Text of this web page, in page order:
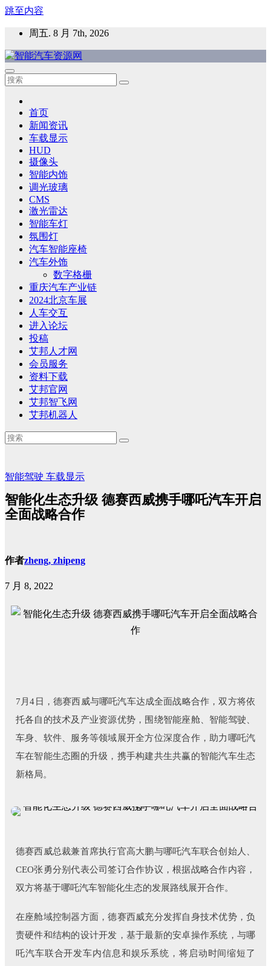
跳至内容
周五. 8 月 7th, 2026
智能汽车资源网
智能表面，智能内饰，新能源汽车，HMI，人车交互，智能车
首页
新闻资讯
车载显示
HUD
摄像头
智能内饰
调光玻璃
CMS
激光雷达
智能车灯
氛围灯
汽车智能座椅
汽车外饰
数字格栅
重庆汽车产业链
2024北京车展
人车交互
进入论坛
投稿
艾邦人才网
会员服务
资料下载
艾邦官网
艾邦智飞网
艾邦机器人
智能驾驶 车载显示
智能化生态升级 德赛西威携手哪吒汽车开启
全面战略合作
作者zheng, zhipeng
7 月 8, 2022
7月4日，德赛西威与哪吒汽车达成全面战略合作，双方将依
托各自的技术及产业资源优势，围绕智能座舱、智能驾驶、
车身、软件、服务等领域展开全方位深度合作，助力哪吒汽
车在智能生态圈的升级，携手构建共生共赢的智能汽车生态
新格局。
德赛西威总裁兼首席执行官高大鹏与哪吒汽车联合创始人、
CEO张勇分别代表公司签订合作协议，根据战略合作内容，
双方将基于哪吒汽车智能化生态的发展路线展开合作。
在座舱域控制器方面，德赛西威充分发挥自身技术优势，负
责硬件和结构的设计开发，基于最新的安卓操作系统，与哪
吒汽车联合开发车内信息和娱乐系统，将启动时间缩短了